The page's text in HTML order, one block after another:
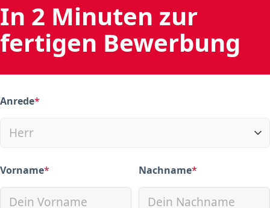
In 2 Minuten zur
fertigen Bewerbung
Anrede*
(required)
Vorname*
(required) Nachname*
(required)